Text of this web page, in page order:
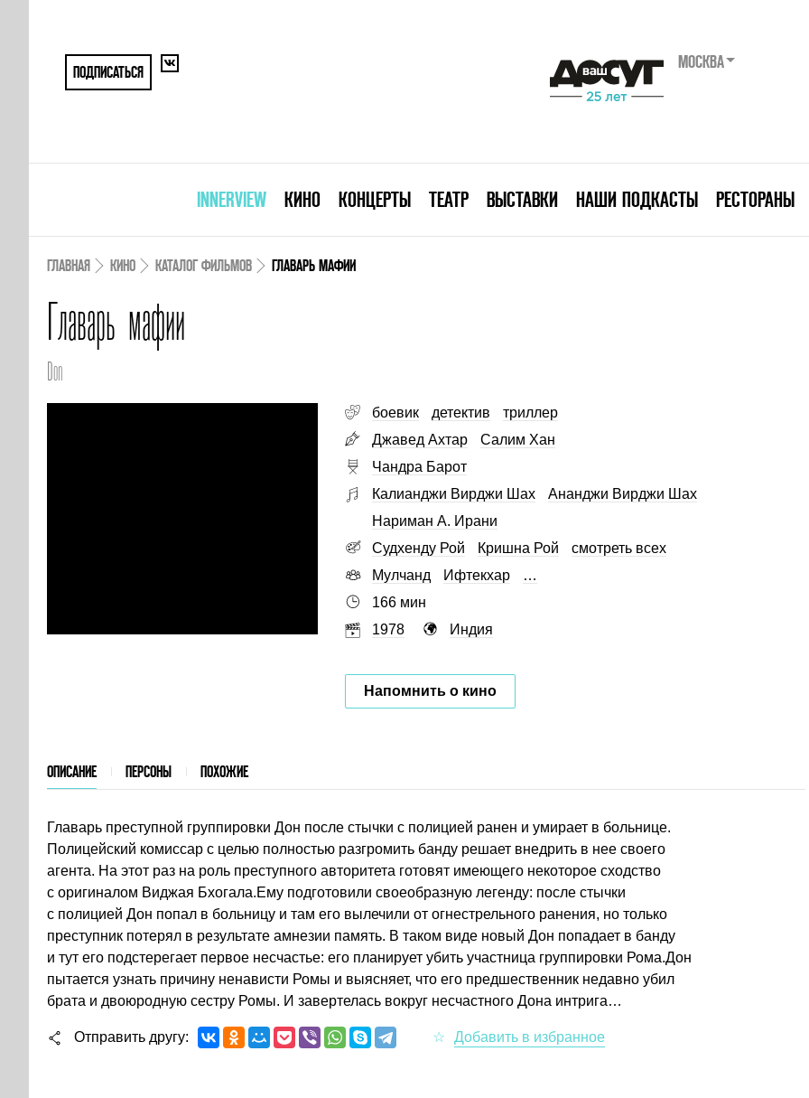
ПОДПИСАТЬСЯ
МОСКВА
INNERVIEW КИНО КОНЦЕРТЫ ТЕАТР ВЫСТАВКИ НАШИ ПОДКАСТЫ РЕСТОРАНЫ
ГЛАВНАЯ КИНО КАТАЛОГ ФИЛЬМОВ ГЛАВАРЬ МАФИИ
Главарь мафии
Don
боевик детектив
триллер
Джавед Ахтар
Салим Хан
Чандра Барот
Калианджи Вирджи Шах
Ананджи Вирджи Шах
Нариман А. Ирани
Судхенду Рой
Кришна Рой
смотреть всех
Мулчанд
Ифтекхар
…
166 мин
1978
Индия
Напомнить о кино
ОПИСАНИЕ ПЕРСОНЫ ПОХОЖИЕ
Главарь преступной группировки Дон после стычки с полицией ранен и умирает в больнице.
Полицейский комиссар с целью полностью разгромить банду решает внедрить в нее своего
агента. На этот раз на роль преступного авторитета готовят имеющего некоторое сходство
с оригиналом Виджая Бхогала.Ему подготовили своеобразную легенду: после стычки
с полицией Дон попал в больницу и там его вылечили от огнестрельного ранения, но только
преступник потерял в результате амнезии память. В таком виде новый Дон попадает в банду
и тут его подстерегает первое несчастье: его планирует убить участница группировки Рома.Дон
пытается узнать причину ненависти Ромы и выясняет, что его предшественник недавно убил
брата и двоюродную сестру Ромы. И завертелась вокруг несчастного Дона интрига…
Отправить другу